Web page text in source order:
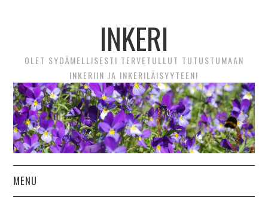
INKERI
OLET SYDÄMELLISESTI TERVETULLUT TUTUSTUMAAN
INKERIIN JA INKERILÄISYYTEEN!
MENU